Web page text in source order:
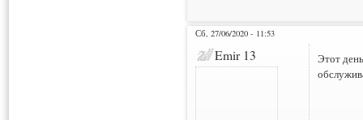
Сб, 27/06/2020 - 11:53
Emir 13
Этот